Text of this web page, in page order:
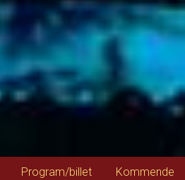
Program/billet Kommende